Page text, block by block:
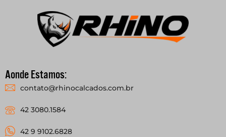
Aonde Estamos:
contato@rhinocalcados.com.br
42 3080.1584
42 9 9102.6828